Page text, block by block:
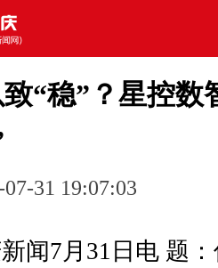
“稳”？星控数
31 19:07:03
7月31日电 题：